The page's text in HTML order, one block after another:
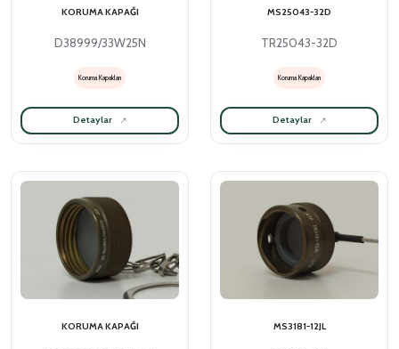
KORUMA KAPAĞI
D38999/33W25N
Koruma Kapakları
Detaylar
MS25043-32D
TR25043-32D
Koruma Kapakları
Detaylar
KORUMA KAPAĞI MS3181-12JL